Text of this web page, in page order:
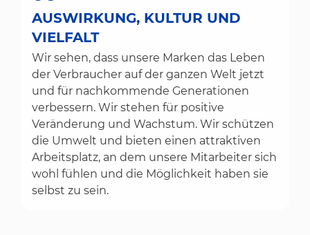
AUSWIRKUNG, KULTUR UND
VIELFALT
Wir sehen, dass unsere Marken das Leben
der Verbraucher auf der ganzen Welt jetzt
und für nachkommende Generationen
verbessern. Wir stehen für positive
Veränderung und Wachstum. Wir schützen
die Umwelt und bieten einen attraktiven
Arbeitsplatz, an dem unsere Mitarbeiter sich
wohl fühlen und die Möglichkeit haben sie
selbst zu sein.